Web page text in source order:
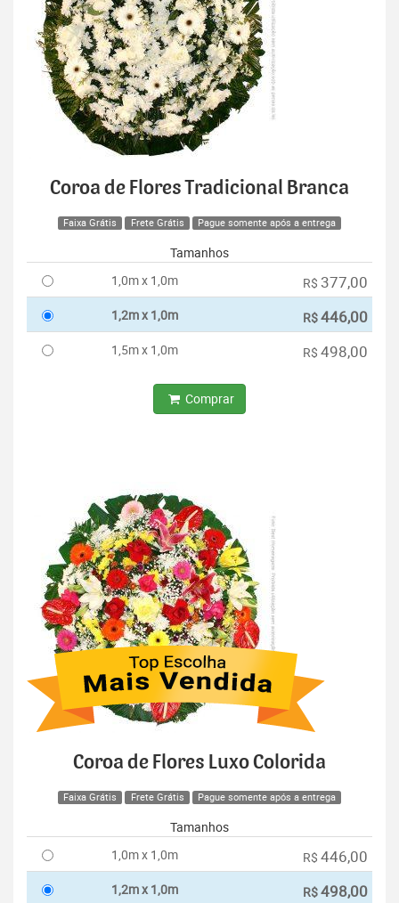
Coroa de Flores Tradicional Branca
Faixa Grátis Frete Grátis Pague somente após a entrega
Tamanhos
1,0m x 1,0m
R$ 377,00
1,2m x 1,0m R$446,00
1,5m x 1,0m R$ 498,00
Comprar
Coroa de Flores Luxo Colorida
Faixa Grátis Frete Grátis Pague somente após a entrega
Tamanhos
1,0m x 1,0m
R$ 446,00
1,2m x 1,0m R$498,00